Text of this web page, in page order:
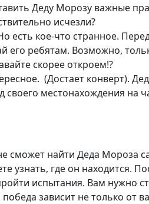
Деду Морозу важные
исчезли?
есть кое-что странное.
его ребятам. Возможно,
скорее откроем!?
(Достает конверт).
своего местонахождения на
сможет найти Деда Мороза
узнать, где он находится.
испытания. Вам нужно
зависит не только от